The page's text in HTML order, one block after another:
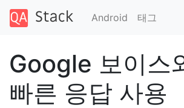
Android 태그
Google 보이스
빠른 응답 사용